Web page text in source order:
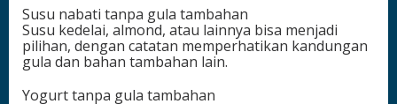
Susu nabati tanpa gula tambahan
Susu kedelai, almond, atau lainnya bisa menjadi
pilihan, dengan catatan memperhatikan kandungan
gula dan bahan tambahan lain.
Yogurt tanpa gula tambahan